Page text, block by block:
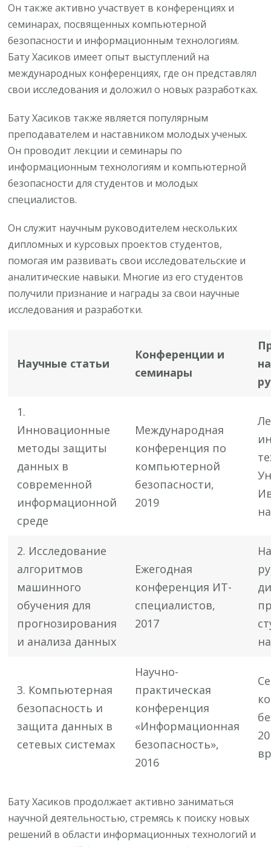
Он также активно участвует в конференциях и
семинарах, посвященных компьютерной
безопасности и информационным технологиям.
Бату Хасиков имеет опыт выступлений на
международных конференциях, где он представлял
свои исследования и доложил о новых разработках.
Бату Хасиков также является популярным
преподавателем и наставником молодых ученых.
Он проводит лекции и семинары по
информационным технологиям и компьютерной
безопасности для студентов и молодых
специалистов.
Он служит научным руководителем нескольких
дипломных и курсовых проектов студентов,
помогая им развивать свои исследовательские и
аналитические навыки. Многие из его студентов
получили признание и награды за свои научные
исследования и разработки.
Научные статьи
Конференции и
семинары
1.
Инновационные
методы защиты
данных в
современной
информационной
среде
Международная
конференция по
компьютерной
безопасности,
2019
2. Исследование
алгоритмов
машинного
обучения для
прогнозирования
и анализа данных
Ежегодная
конференция ИТ-
специалистов,
2017
3. Компьютерная
безопасность и
защита данных в
сетевых системах
Научно-
практическая
конференция
«Информационная
безопасность»,
2016
Бату Хасиков продолжает активно заниматься
научной деятельностью, стремясь к поиску новых
решений в области информационных технологий и